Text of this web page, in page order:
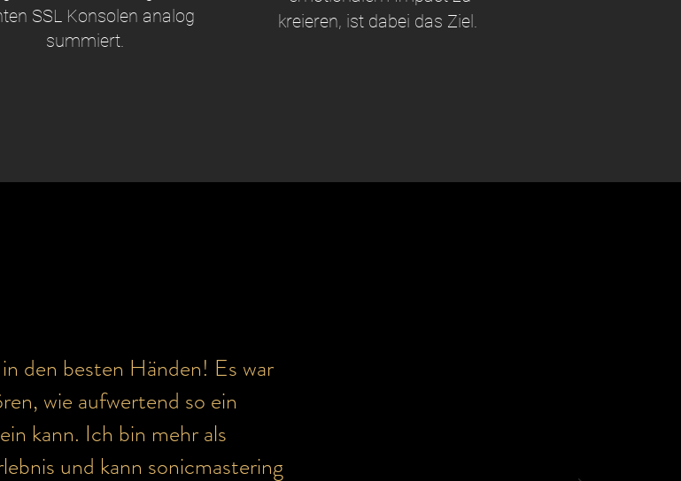
SSL Konsolen analog
summiert.
kreieren, ist dabei das Ziel.
den besten Händen! Es war
wie aufwertend so ein
kann. Ich bin mehr als
und kann sonicmastering